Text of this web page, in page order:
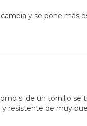
y se pone más
si de un tornillo se
resistente de muy